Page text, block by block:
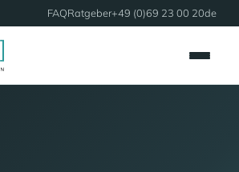
FAQRatgeber+49 (0)69 23 00 20de